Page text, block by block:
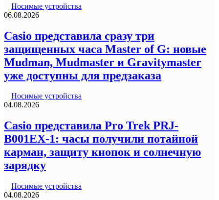
Носимые устройства
06.08.2026
Casio представила сразу три
защищенных часа Master of G: новые
Mudman, Mudmaster и Gravitymaster
уже доступны для предзаказа
Носимые устройства
04.08.2026
Casio представила Pro Trek PRJ-
B001EX-1: часы получили потайной
карман, защиту кнопок и солнечную
зарядку
Носимые устройства
04.08.2026